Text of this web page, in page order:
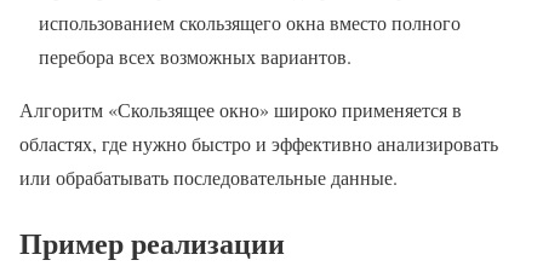
использованием скользящего окна вместо полного
перебора всех возможных вариантов.
Алгоритм «Скользящее окно» широко применяется в
областях, где нужно быстро и эффективно анализировать
или обрабатывать последовательные данные.
Пример реализации